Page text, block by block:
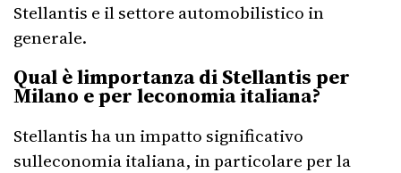
Stellantis e il settore automobilistico in
generale.
Qual è limportanza di Stellantis per
Milano e per leconomia italiana?
Stellantis ha un impatto significativo
sulleconomia italiana, in particolare per la